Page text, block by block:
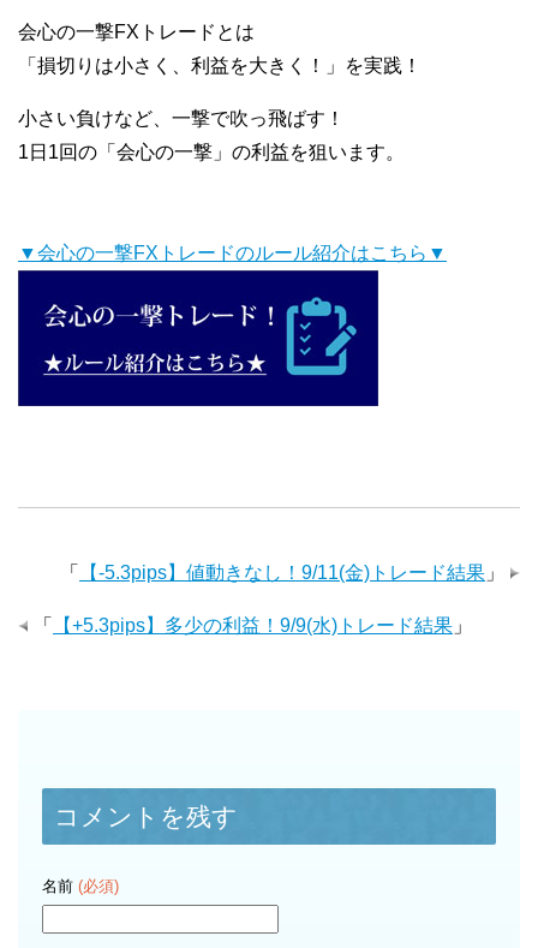
会心の一撃FXトレードとは
「損切りは小さく、利益を大きく！」を実践！
小さい負けなど、一撃で吹っ飛ばす！
1日1回の「会心の一撃」の利益を狙います。
▼会心の一撃FXトレードのルール紹介はこちら▼
「 【-5.3pips】値動きなし！9/11(金)トレード結果 」
「 【+5.3pips】多少の利益！9/9(水)トレード結果 」
コメントを残す
名前 (必須)